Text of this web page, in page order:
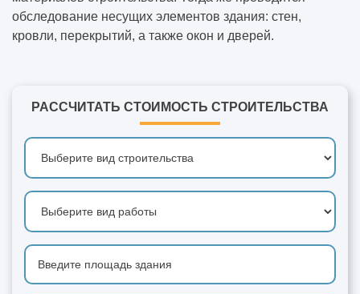
обследование несущих элементов здания: стен,
кровли, перекрытий, а также окон и дверей.
РАССЧИТАТЬ СТОИМОСТЬ СТРОИТЕЛЬСТВА